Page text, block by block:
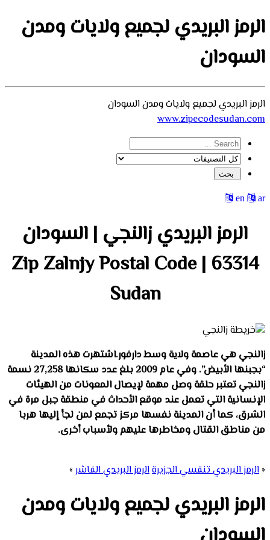
الرمز البريدي لجميع ولايات ومدن
السودان
الرمز البريدي لجميع ولايات ومدن السودان
www.zipecodesudan.com
ar
en
الرمز البريدي زالنجي | السودان
63314 Zip Zalnjy Postal Code |
Sudan
زالنجي هي عاصمة ولاية وسط دارفور.اشتهرت هذه المدينة
“بجبنها الأبيض”. وفي عام 2009 بلغ عدد سكانها 27,258 نسمة
زالنجي تعتبر حلقة وصل مهمة لإيصال المعونات من الهيئات
الإنسانية التي تعمل عند موقع الأحداث في منطقة جبل مرة في
الشرق، كما أن المدينة نفسها مركز تجمع لمن لجأ إليها هربا
من مناطق القتال ومخاطرها عليهم ولأسباب أخرى.
« الرمز البريدي تنقسي الجزيرةالرمز البريدي الفاشر »
الرمز البريدي لجميع ولايات ومدن